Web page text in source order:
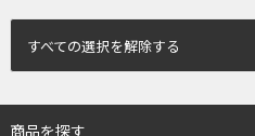
すべての選択を解除する
商品を探す